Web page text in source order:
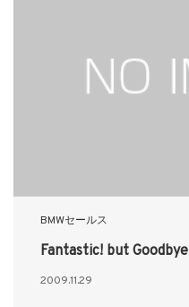
BMWセールス
Fantastic! but Goodbye
2009.11.29